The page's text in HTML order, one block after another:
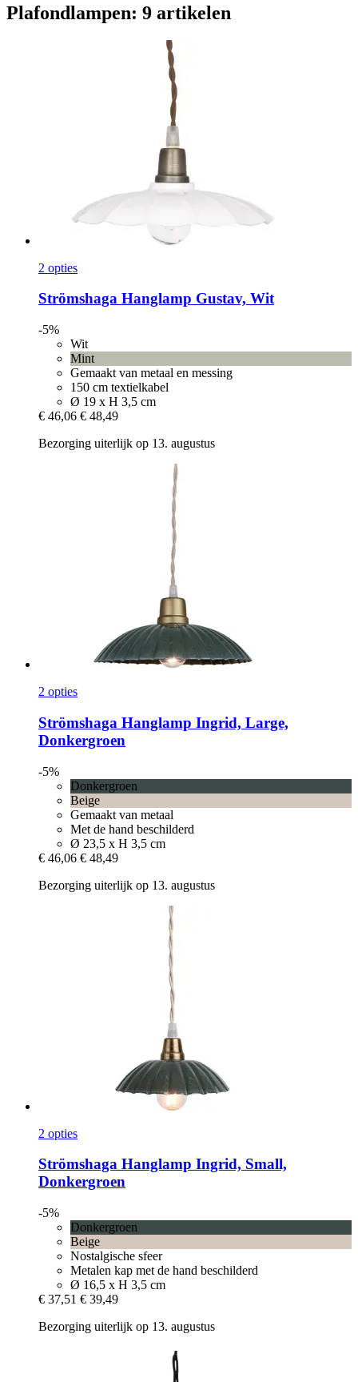
Plafondlampen: 9 artikelen
2 opties
Strömshaga Hanglamp Gustav, Wit
-5%
Wit
Mint
Gemaakt van metaal en messing
150 cm textielkabel
Ø 19 x H 3,5 cm
€ 46,06 € 48,49
Bezorging uiterlijk op 13. augustus
2 opties
Strömshaga Hanglamp Ingrid, Large,
Donkergroen
-5%
Donkergroen
Beige
Gemaakt van metaal
Met de hand beschilderd
Ø 23,5 x H 3,5 cm
€ 46,06 € 48,49
Bezorging uiterlijk op 13. augustus
2 opties
Strömshaga Hanglamp Ingrid, Small,
Donkergroen
-5%
Donkergroen
Beige
Nostalgische sfeer
Metalen kap met de hand beschilderd
Ø 16,5 x H 3,5 cm
€ 37,51 € 39,49
Bezorging uiterlijk op 13. augustus